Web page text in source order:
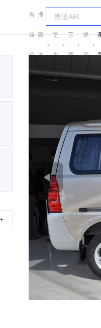
当
前
位
置:
搜
狐
汽
车
＞
车
型
大
全
＞
五
菱
＞
通
用
五
＞